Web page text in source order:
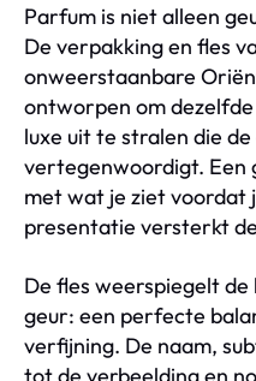
Parfum is niet alleen
De verpakking en fles
onweerstaanbare
ontworpen om
luxe uit te stralen die
vertegenwoordigt. Een
met wat je ziet voordat
presentatie versterkt
De fles weerspiegelt
geur: een perfecte
verfijning. De naam,
tot de verbeelding en